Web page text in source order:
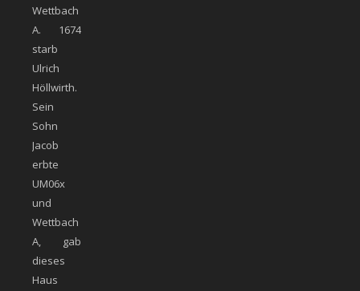
Wettbach
A. 1674
starb
Ulrich
Höllwirth.
Sein
Sohn
Jacob
erbte
UM06x
und
Wettbach
A, gab
dieses
Haus